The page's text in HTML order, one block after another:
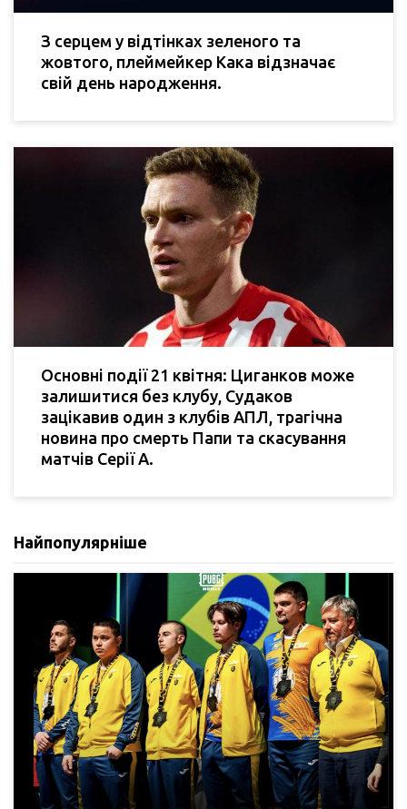
З серцем у відтінках зеленого та
жовтого, плеймейкер Кака відзначає
свій день народження.
Основні події 21 квітня: Циганков може
залишитися без клубу, Судаков
зацікавив один з клубів АПЛ, трагічна
новина про смерть Папи та скасування
матчів Серії А.
Найпопулярніше